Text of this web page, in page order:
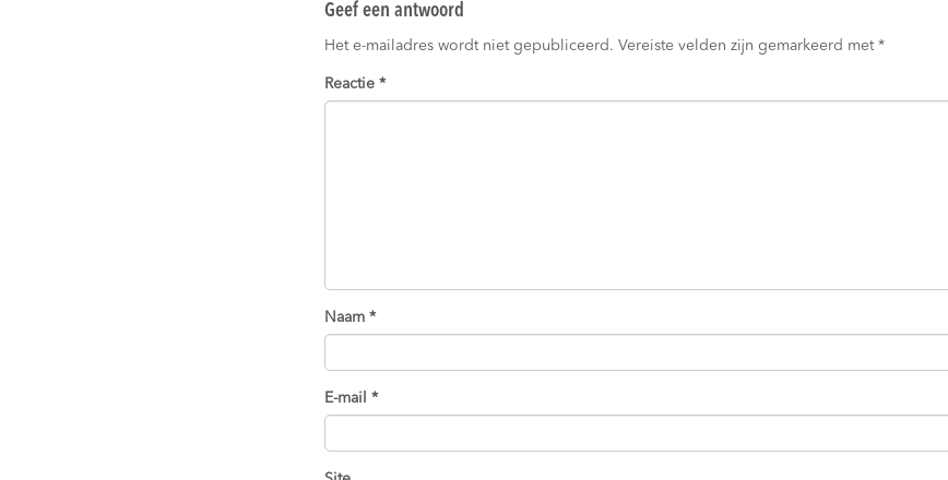
Geef een antwoord
Het e-mailadres wordt niet gepubliceerd. Vereiste velden zijn gemarkeerd met *
Reactie *
Naam *
E-mail *